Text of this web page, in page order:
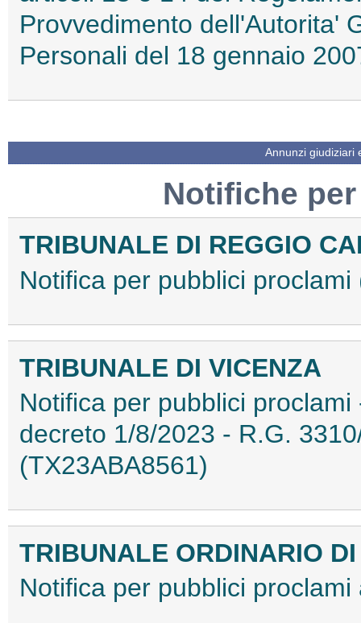
Provvedimento dell'Autorita'
Personali del 18 gennaio
Annunzi giudiziari
Notifiche
TRIBUNALE DI REGGIO
Notifica per pubblici
TRIBUNALE DI VICENZA
Notifica per pubblici
decreto 1/8/2023 - R.G.
(TX23ABA8561)
TRIBUNALE ORDINARIO
Notifica per pubblici